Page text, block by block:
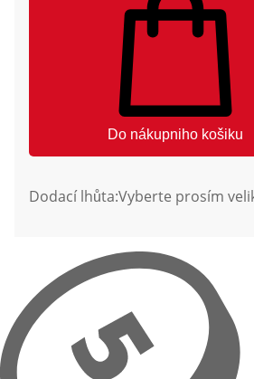
Do nákupniho košiku
Dodací lhůta:Vyberte prosím